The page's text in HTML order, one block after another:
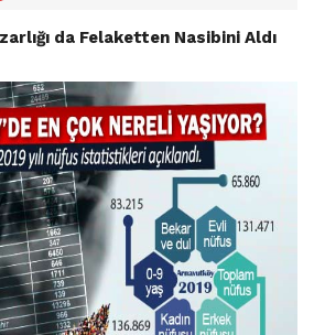
da Felaketten Nasibini Aldı